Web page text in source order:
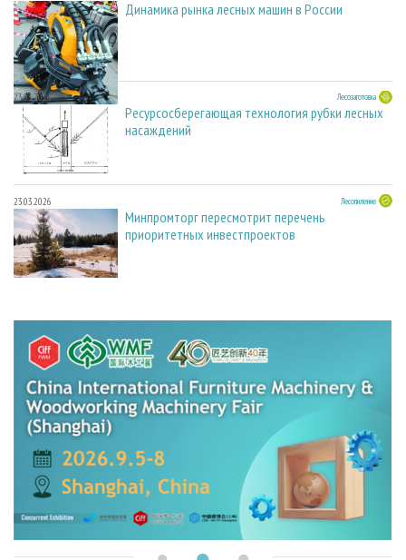
Динамика рынка лесных машин в России
23.03.2026 Лесозаготовка
Ресурсосберегающая технология рубки лесных
насаждений
23.03.2026 Лесопиление
Минпромторг пересмотрит перечень
приоритетных инвестпроектов